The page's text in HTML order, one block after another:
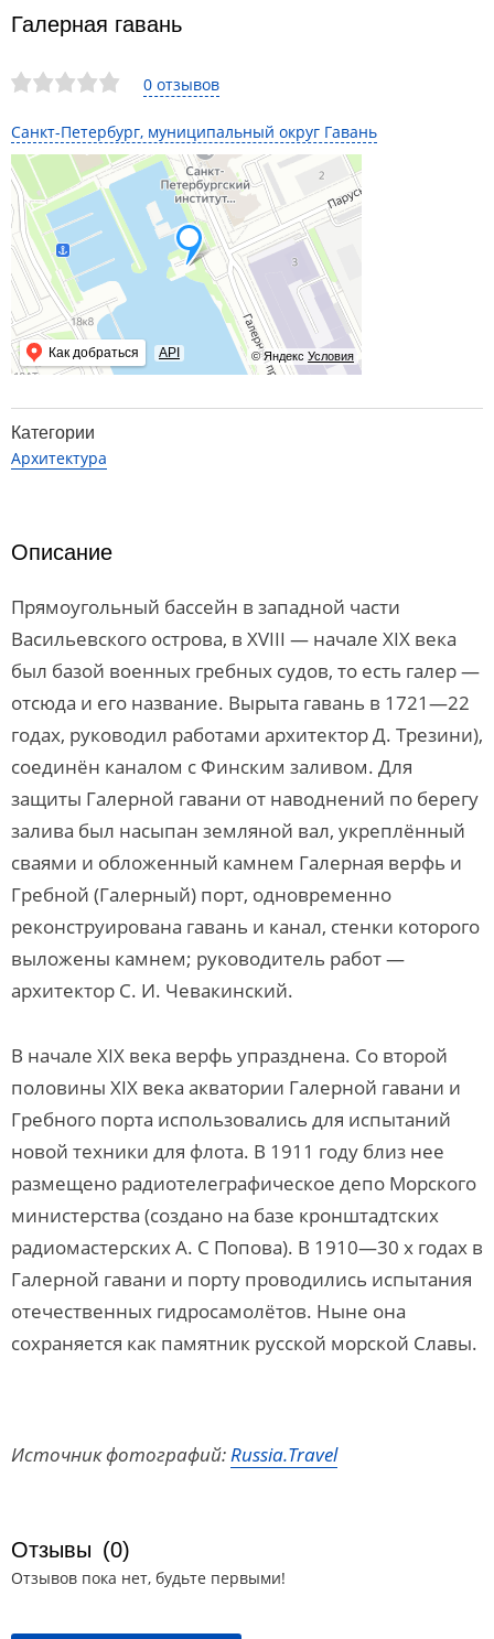
0 отзывов
Санкт-Петербург, муниципальный округ Гавань
© Яндекс Условия
Как добраться API
Галерная гавань
Категории
Архитектура
Описание
Прямоугольный бассейн в западной части
Васильевского острова, в XVIII — начале XIX века
был базой военных гребных судов, то есть галер —
отсюда и его название. Вырыта гавань в 1721—22
годах, руководил работами архитектор Д. Трезини),
соединён каналом с Финским заливом. Для
защиты Галерной гавани от наводнений по берегу
залива был насыпан земляной вал, укреплённый
сваями и обложенный камнем Галерная верфь и
Гребной (Галерный) порт, одновременно
реконструирована гавань и канал, стенки которого
выложены камнем; руководитель работ —
архитектор С. И. Чевакинский.
В начале XIX века верфь упразднена. Со второй
половины XIX века акватории Галерной гавани и
Гребного порта использовались для испытаний
новой техники для флота. В 1911 году близ нее
размещено радиотелеграфическое депо Морского
министерства (создано на базе кронштадтских
радиомастерских А. С Попова). В 1910—30 х годах в
Галерной гавани и порту проводились испытания
отечественных гидросамолётов. Ныне она
сохраняется как памятник русской морской Славы.
Источник фотографий:Russia.Travel
Отзывы (0)
Отзывов пока нет, будьте первыми!